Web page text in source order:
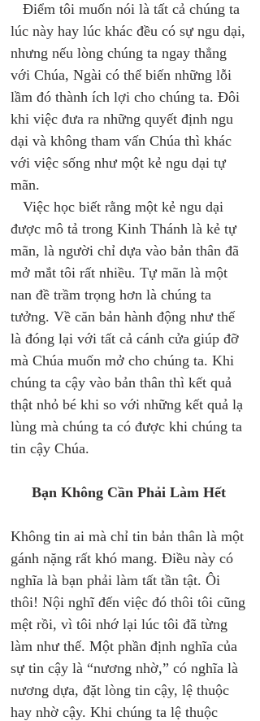
Điểm tôi muốn nói là tất cả chúng ta
lúc này hay lúc khác đều có sự ngu dại,
nhưng nếu lòng chúng ta ngay thẳng
với Chúa, Ngài có thể biến những lỗi
lầm đó thành ích lợi cho chúng ta. Đôi
khi việc đưa ra những quyết định ngu
dại và không tham vấn Chúa thì khác
với việc sống như một kẻ ngu dại tự
mãn.
Việc học biết rằng một kẻ ngu dại
được mô tả trong Kinh Thánh là kẻ tự
mãn, là người chỉ dựa vào bản thân đã
mở mắt tôi rất nhiều. Tự mãn là một
nan đề trầm trọng hơn là chúng ta
tưởng. Về căn bản hành động như thế
là đóng lại với tất cả cánh cửa giúp đỡ
mà Chúa muốn mở cho chúng ta. Khi
chúng ta cậy vào bản thân thì kết quả
thật nhỏ bé khi so với những kết quả lạ
lùng mà chúng ta có được khi chúng ta
tin cậy Chúa.
Bạn Không Cần Phải Làm Hết
Không tin ai mà chỉ tin bản thân là một
gánh nặng rất khó mang. Điều này có
nghĩa là bạn phải làm tất tần tật. Ôi
thôi! Nội nghĩ đến việc đó thôi tôi cũng
mệt rồi, vì tôi nhớ lại lúc tôi đã từng
làm như thế. Một phần định nghĩa của
sự tin cậy là “nương nhờ,” có nghĩa là
nương dựa, đặt lòng tin cậy, lệ thuộc
hay nhờ cậy. Khi chúng ta lệ thuộc